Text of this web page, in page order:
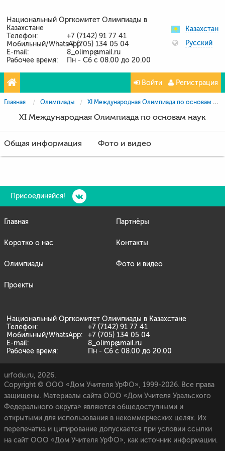
Национальный Оргкомитет Олимпиады в
Казахстане
Телефон:
+7 (7142) 91 77 41
Мобильный/WhatsApp:+7 (705) 134 05 04
E-mail:
8_olimp@mail.ru
Рабочее время:
Пн - Сб с 08.00 до 20.00
Казахстан
Русский
Войти Регистрация
Главная Олимпиады XI Международная Олимпиада по основам наук
XI Международная Олимпиада по основам наук
Общая информация Фото и видео
Присоединяйся!
Главная
Коротко о нас
Олимпиады
Проекты
Партнёры
Контакты
Фото и видео
Национальный Оргкомитет Олимпиады в Казахстане
Телефон:
+7 (7142) 91 77 41
Мобильный/WhatsApp:
+7 (705) 134 05 04
E-mail:
8_olimp@mail.ru
Рабочее время:
Пн - Сб с 08.00 до 20.00
urfodu.ru, 2026.
Copyright © ООО «Дом Учителя УрФО», 1999-2026. Все права
защищены. Материалы сайта ООО «Дом Учителя Уральского
Федерального округа» являются общедоступными и
открытыми для использования в некоммерческих целях. Их
перепечатка и цитирование допускается при условии ссылки
на сайт ООО «Дом Учителя УрФО», как источник информации.